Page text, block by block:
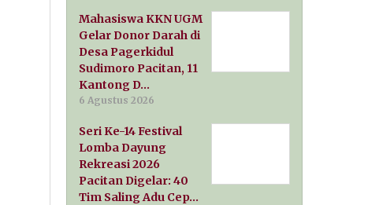
Mahasiswa KKN UGM
Gelar Donor Darah di
Desa Pagerkidul
Sudimoro Pacitan, 11
Kantong D…
6 Agustus 2026
Seri Ke-14 Festival
Lomba Dayung
Rekreasi 2026
Pacitan Digelar: 40
Tim Saling Adu Cep…